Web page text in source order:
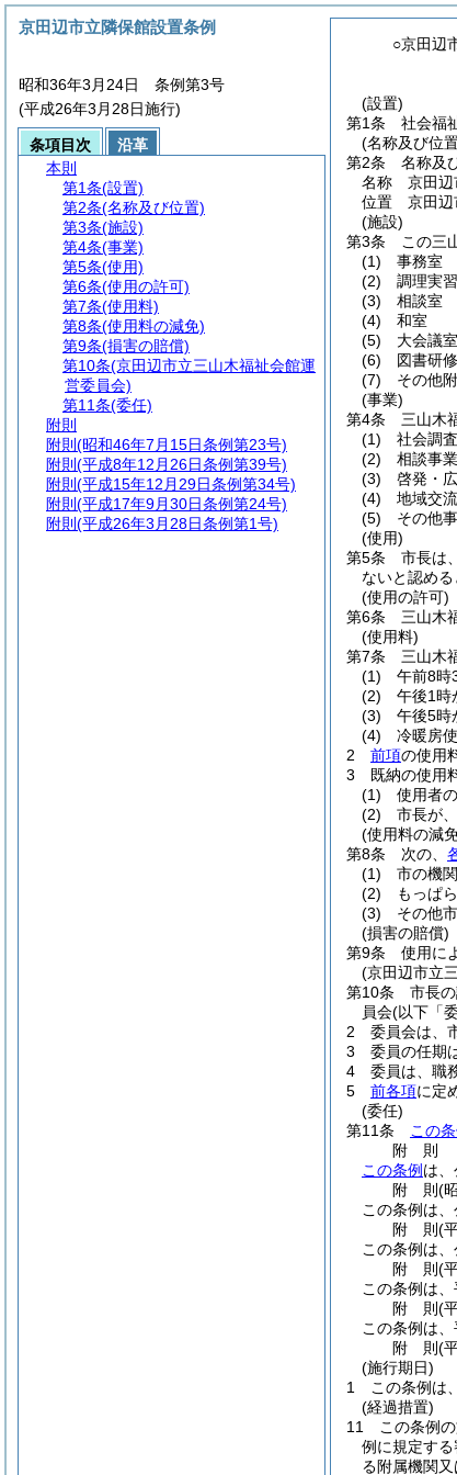
○京田辺
(設置)
第1条
社会福
(名称及び位
第2条
名称及
名称 京田辺
位置 京田辺
(施設)
第3条
この三
(1)
事務室
(2)
調理実
(3)
相談室
(4)
和室
(5)
大会議室
(6)
図書研
(7)
その他
(事業)
第4条
三山木
(1)
社会調
(2)
相談事
(3)
啓発・
(4)
地域交
(5)
その他
(使用)
第5条
市長は
ないと認める
(使用の許可)
第6条
三山木
(使用料)
第7条
三山木
(1)
午前8
(2)
午後1
(3)
午後5
(4)
冷暖房
2
前項の使用
3
既納の使用
(1)
使用者
(2)
市長が
(使用料の減
第8条
次の、
(1)
市の機
(2)
もっぱ
(3)
その他
(損害の賠償)
第9条
使用に
(京田辺市立
第10条
市長
員会(以下「
2
委員会は、
3
委員の任期
4
委員は、職
5
前各項に定
(委任)
第11条
この条
附 則
この条例 は、
附 則(
この条例は、
附 則(
この条例は、
附 則(
この条例は
附 則(
この条例は
附 則(
(施行期日)
1
この条例は
(経過措置)
11
この条例
例に規定す
る附属機関
京田辺市立隣保館設置条例
昭和36年3月24日 条例第3号
(平成26年3月28日施行)
条項目次
沿革
本則
第1条(設置)
第2条(名称及び位置)
第3条(施設)
第4条(事業)
第5条(使用)
第6条(使用の許可)
第7条(使用料)
第8条(使用料の減免)
第9条(損害の賠償)
第10条(京田辺市立三山木福祉会館運
営委員会)
第11条(委任)
附則
附則 (昭和46年7月15日条例第23号)
附則 (平成8年12月26日条例第39号)
附則 (平成15年12月29日条例第34号)
附則 (平成17年9月30日条例第24号)
附則 (平成26年3月28日条例第1号)